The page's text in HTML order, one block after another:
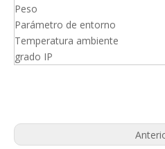
Peso
Parámetro de entorno
Temperatura ambiente
grado IP